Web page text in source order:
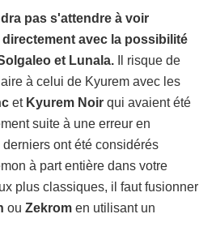
pas s'attendre à voir
avec la possibilité
et Lunala. Il risque de
à celui de Kyurem avec les
et Kyurem Noir qui avaient été
suite à une erreur en
ont été considérés
à part entière dans votre
plus classiques, il faut fusionner
ou Zekrom en utilisant un